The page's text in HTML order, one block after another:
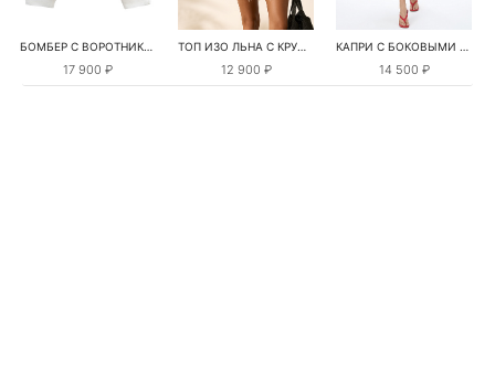
БОМБЕР С ВОРОТНИКОМ-СТОЙКОЙ
17 900 ₽
ТОП ИЗО ЛЬНА С КРУЖЕВОМ
12 900 ₽
КАПРИ С БОКОВЫМИ РАЗРЕЗАМИ
14 500 ₽